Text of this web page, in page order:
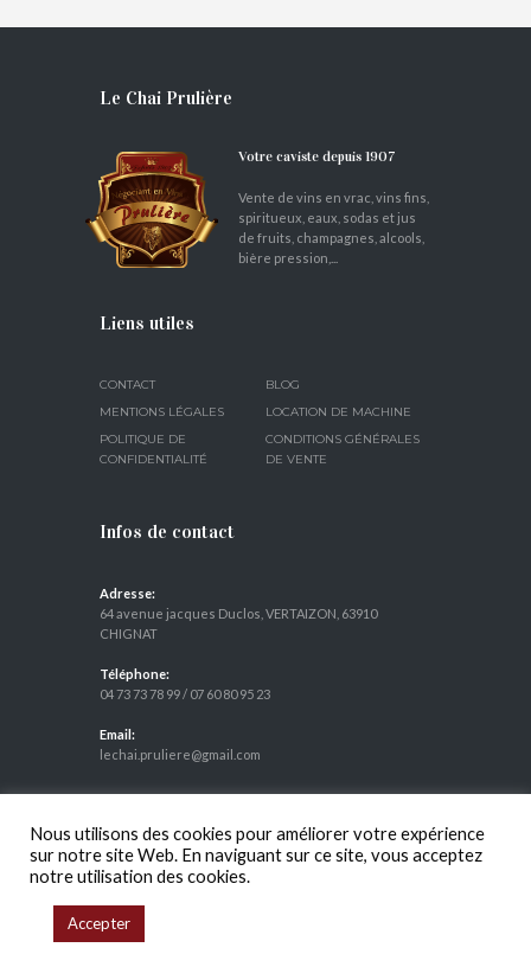
Le Chai Prulière
Votre caviste depuis 1907
Vente de vins en vrac, vins fins,
spiritueux, eaux, sodas et jus
de fruits, champagnes, alcools,
bière pression,...
Liens utiles
CONTACT
BLOG
MENTIONS LÉGALES
LOCATION DE MACHINE
POLITIQUE DE
CONFIDENTIALITÉ
CONDITIONS GÉNÉRALES
DE VENTE
Infos de contact
Adresse:
64 avenue jacques Duclos, VERTAIZON, 63910
CHIGNAT
Téléphone:
04 73 73 78 99/ 07 60 80 95 23
Email:
lechai.pruliere@gmail.com
L'ABUS D'ALCOOL EST DANGEREUX POUR LA SANTÉ, À
CONSOMMER AVEC MODÉRATION
Nous utilisons des cookies pour améliorer votre expérience
sur notre site Web. En naviguant sur ce site, vous acceptez
notre utilisation des cookies.
Accepter